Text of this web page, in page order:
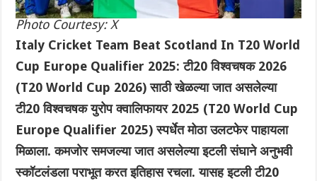
Photo Courtesy: X
Italy Cricket Team Beat Scotland In T20 World
Cup Europe Qualifier 2025: टी20 विश्वचषक 2026
(T20 World Cup 2026) साठी खेळल्या जात असलेल्या
टी20 विश्वचषक युरोप क्वालिफायर 2025 (T20 World Cup
Europe Qualifier 2025) स्पर्धेत मोठा उलटफेर पाहायला
मिळाला. कमजोर समजल्या जात असलेल्या इटली संघाने अनुभवी
स्कॉटलंडला पराभूत करत इतिहास रचला. यासह इटली टी20